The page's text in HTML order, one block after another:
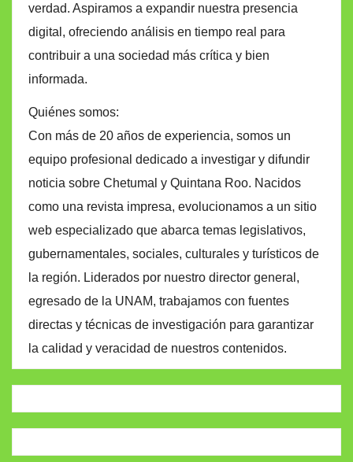
verdad. Aspiramos a expandir nuestra presencia
digital, ofreciendo análisis en tiempo real para
contribuir a una sociedad más crítica y bien
informada.
Quiénes somos:
Con más de 20 años de experiencia, somos un
equipo profesional dedicado a investigar y difundir
noticia sobre Chetumal y Quintana Roo. Nacidos
como una revista impresa, evolucionamos a un sitio
web especializado que abarca temas legislativos,
gubernamentales, sociales, culturales y turísticos de
la región. Liderados por nuestro director general,
egresado de la UNAM, trabajamos con fuentes
directas y técnicas de investigación para garantizar
la calidad y veracidad de nuestros contenidos.